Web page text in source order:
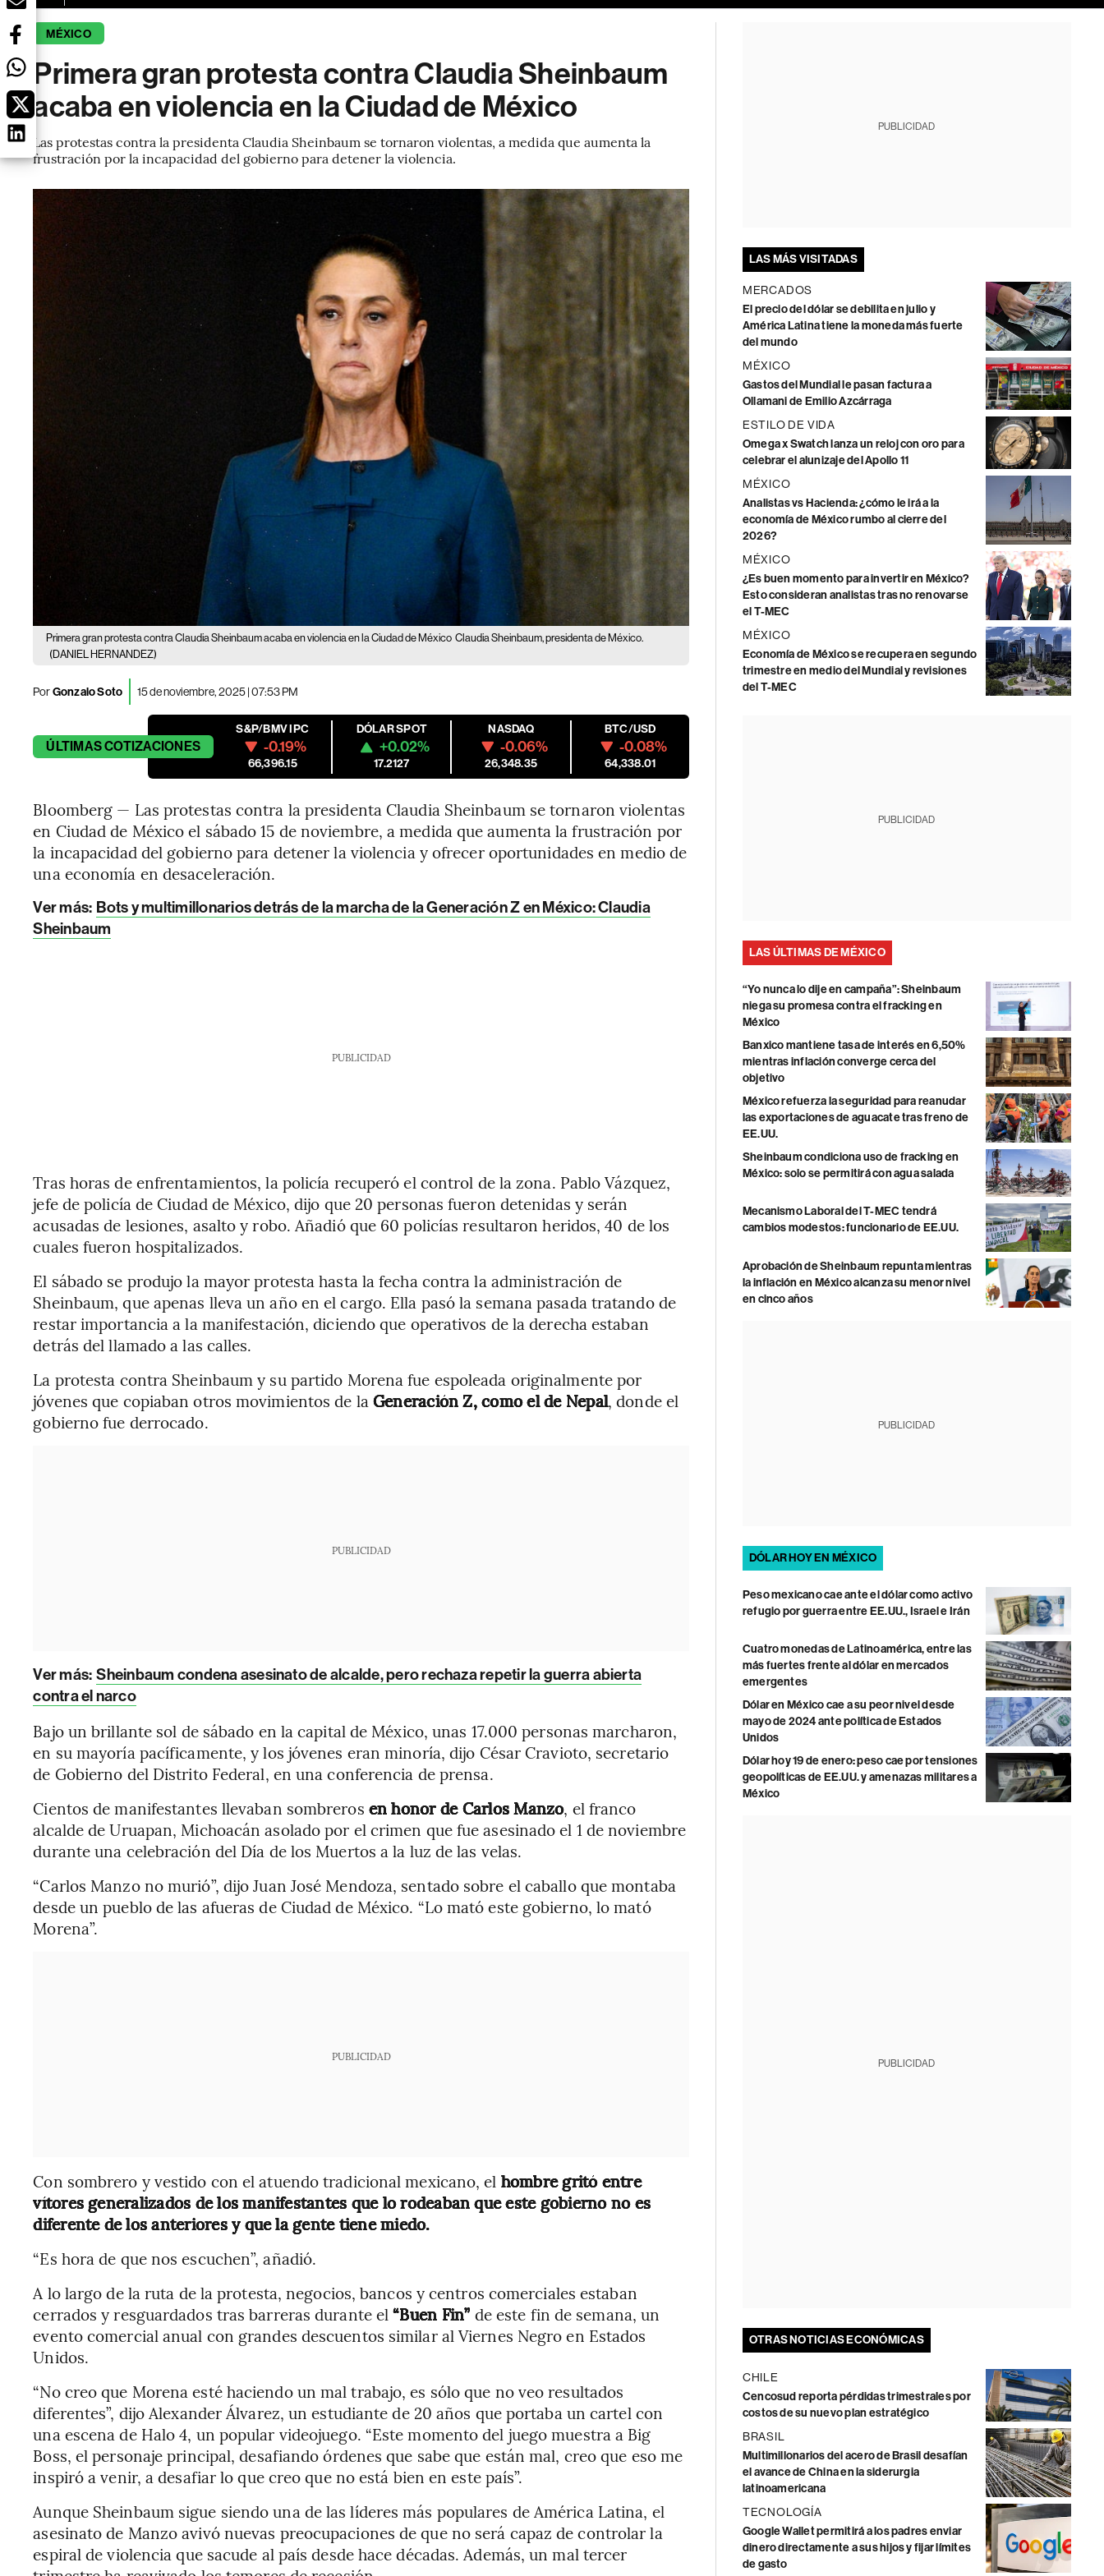
MÉXICO
Primera gran protesta contra Claudia Sheinbaum
acaba en violencia en la Ciudad de México
Las protestas contra la presidenta Claudia Sheinbaum se tornaron violentas, a medida que aumenta la
frustración por la incapacidad del gobierno para detener la violencia.
Primera gran protesta contra Claudia Sheinbaum acaba en violencia en la Ciudad de México Claudia Sheinbaum, presidenta de México.
(DANIEL HERNANDEZ)
PorGonzalo Soto 15 de noviembre, 2025 | 07:53 PM
ÚLTIMASCOTIZACIONES
S&P/BMV IPC
-0.19%
66,396.15
DÓLAR SPOT
+0.02%
17.2127
NASDAQ
-0.06%
26,348.35
BTC/USD
-0.08%
64,338.01
Bloomberg — Las protestas contra la presidenta Claudia Sheinbaum se tornaron violentas
en Ciudad de México el sábado 15 de noviembre, a medida que aumenta la frustración por
la incapacidad del gobierno para detener la violencia y ofrecer oportunidades en medio de
una economía en desaceleración.
Ver más: Bots y multimillonarios detrás de la marcha de la Generación Z en México: Claudia
Sheinbaum
PUBLICIDAD
Tras horas de enfrentamientos, la policía recuperó el control de la zona. Pablo Vázquez,
jefe de policía de Ciudad de México, dijo que 20 personas fueron detenidas y serán
acusadas de lesiones, asalto y robo. Añadió que 60 policías resultaron heridos, 40 de los
cuales fueron hospitalizados.
El sábado se produjo la mayor protesta hasta la fecha contra la administración de
Sheinbaum, que apenas lleva un año en el cargo. Ella pasó la semana pasada tratando de
restar importancia a la manifestación, diciendo que operativos de la derecha estaban
detrás del llamado a las calles.
La protesta contra Sheinbaum y su partido Morena fue espoleada originalmente por
jóvenes que copiaban otros movimientos de la Generación Z, como el de Nepal, donde el
gobierno fue derrocado.
PUBLICIDAD
Ver más: Sheinbaum condena asesinato de alcalde, pero rechaza repetir la guerra abierta
contra el narco
Bajo un brillante sol de sábado en la capital de México, unas 17.000 personas marcharon,
en su mayoría pacíficamente, y los jóvenes eran minoría, dijo César Cravioto, secretario
de Gobierno del Distrito Federal, en una conferencia de prensa.
Cientos de manifestantes llevaban sombreros en honor de Carlos Manzo, el franco
alcalde de Uruapan, Michoacán asolado por el crimen que fue asesinado el 1 de noviembre
durante una celebración del Día de los Muertos a la luz de las velas.
“Carlos Manzo no murió”, dijo Juan José Mendoza, sentado sobre el caballo que montaba
desde un pueblo de las afueras de Ciudad de México. “Lo mató este gobierno, lo mató
Morena”.
PUBLICIDAD
Con sombrero y vestido con el atuendo tradicional mexicano, el hombre gritó entre
vítores generalizados de los manifestantes que lo rodeaban que este gobierno no es
diferente de los anteriores y que la gente tiene miedo.
“Es hora de que nos escuchen”, añadió.
A lo largo de la ruta de la protesta, negocios, bancos y centros comerciales estaban
cerrados y resguardados tras barreras durante el“Buen Fin” de este fin de semana, un
evento comercial anual con grandes descuentos similar al Viernes Negro en Estados
Unidos.
“No creo que Morena esté haciendo un mal trabajo, es sólo que no veo resultados
diferentes”, dijo Alexander Álvarez, un estudiante de 20 años que portaba un cartel con
una escena de Halo 4, un popular videojuego. “Este momento del juego muestra a Big
Boss, el personaje principal, desafiando órdenes que sabe que están mal, creo que eso me
inspiró a venir, a desafiar lo que creo que no está bien en este país”.
Aunque Sheinbaum sigue siendo una de las líderes más populares de América Latina, el
asesinato de Manzo avivó nuevas preocupaciones de que no será capaz de controlar la
espiral de violencia que sacude al país desde hace décadas. Además, un mal tercer
PUBLICIDAD
LAS MÁS VISITADAS
MERCADOS
El precio del dólar se debilita en julio y
América Latina tiene la moneda más fuerte
del mundo
MÉXICO
Gastos del Mundial le pasan factura a
Ollamani de Emilio Azcárraga
ESTILO DE VIDA
Omega x Swatch lanza un reloj con oro para
celebrar el alunizaje del Apollo 11
MÉXICO
Analistas vs Hacienda: ¿cómo le irá a la
economía de México rumbo al cierre del
2026?
MÉXICO
¿Es buen momento para invertir en México?
Esto consideran analistas tras no renovarse
el T-MEC
MÉXICO
Economía de México se recupera en segundo
trimestre en medio del Mundial y revisiones
del T-MEC
PUBLICIDAD
LAS ÚLTIMAS DE MÉXICO
“Yo nunca lo dije en campaña”: Sheinbaum
niega su promesa contra el fracking en
México
Banxico mantiene tasa de interés en 6,50%
mientras inflación converge cerca del
objetivo
México refuerza la seguridad para reanudar
las exportaciones de aguacate tras freno de
EE.UU.
Sheinbaum condiciona uso de fracking en
México: solo se permitirá con agua salada
Mecanismo Laboral del T-MEC tendrá
cambios modestos: funcionario de EE.UU.
Aprobación de Sheinbaum repunta mientras
la inflación en México alcanza su menor nivel
en cinco años
PUBLICIDAD
DÓLAR HOY EN MÉXICO
Peso mexicano cae ante el dólar como activo
refugio por guerra entre EE.UU., Israel e Irán
Cuatro monedas de Latinoamérica, entre las
más fuertes frente al dólar en mercados
emergentes
Dólar en México cae a su peor nivel desde
mayo de 2024 ante política de Estados
Unidos
Dólar hoy 19 de enero: peso cae por tensiones
geopolíticas de EE.UU. y amenazas militares a
México
PUBLICIDAD
OTRAS NOTICIAS ECONÓMICAS
CHILE
Cencosud reporta pérdidas trimestrales por
costos de su nuevo plan estratégico
BRASIL
Multimillonarios del acero de Brasil desafían
el avance de China en la siderurgia
latinoamericana
TECNOLOGÍA
Google Wallet permitirá a los padres enviar
dinero directamente a sus hijos y fijar límites
de gasto